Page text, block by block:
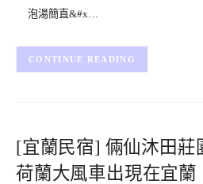
泡湯簡直&#x…
CONTINUE READING
[宜蘭民宿] 倆仙沐田莊
荷蘭大風車出現在宜蘭